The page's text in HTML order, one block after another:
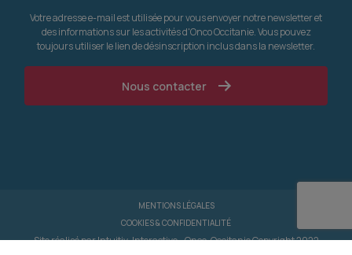
Votre adresse e-mail est utilisée pour vous envoyer notre newsletter et
des informations sur les activités d'Onco Occitanie. Vous pouvez
toujours utiliser le lien de désinscription inclus dans la newsletter.
Nous contacter
MENTIONS LÉGALES
COOKIES & CONFIDENTIALITÉ
Site réalisé parIntuitiv-Interactive- Onco-Occitanie Copyright 2022